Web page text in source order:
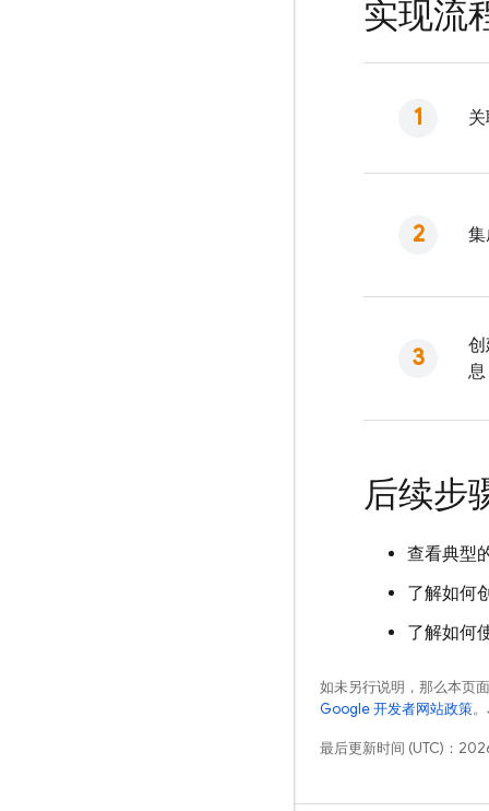
实现流
集
息
后续步
查看典型
了解如何
了解如何
如未另行说明，那么本页
Google 开发者网站政策
最后更新时间 (UTC)：